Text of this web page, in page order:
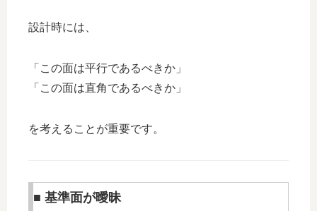
設計時には、
「この面は平行であるべきか」
「この面は直角であるべきか」
を考えることが重要です。
■ 基準面が曖昧